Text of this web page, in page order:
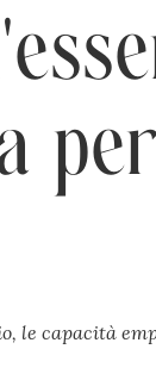
le capacità